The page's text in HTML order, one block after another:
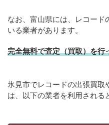
なお、富山県には、レコード
いる業者があります。
完全無料で査定（買取）を行
氷見市でレコードの出張買取
は、以下の業者を利用される